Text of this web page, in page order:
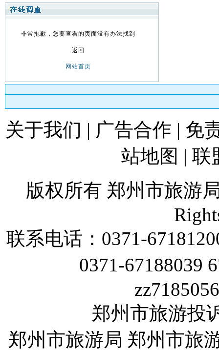
非常抱歉，您要查看的页面没有办法找到
返回
网站首页
关于我们 | 广告合作 | 免
站地图 | 联
版权所有 郑州市旅游
联系电话： 0371-
0371-67188039
郑州市旅游投
郑州市旅游局 郑州市